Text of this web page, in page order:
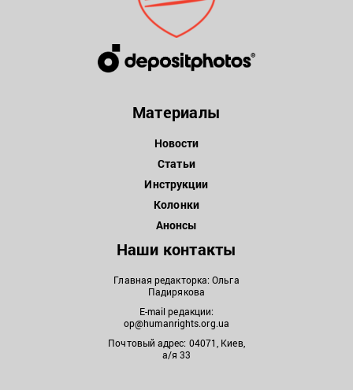
Материалы
Новости
Статьи
Инструкции
Колонки
Анонсы
Наши контакты
Главная редакторка: Ольга
Падирякова
E-mail редакции:
op@humanrights.org.ua
Почтовый адрес: 04071, Киев,
а/я 33